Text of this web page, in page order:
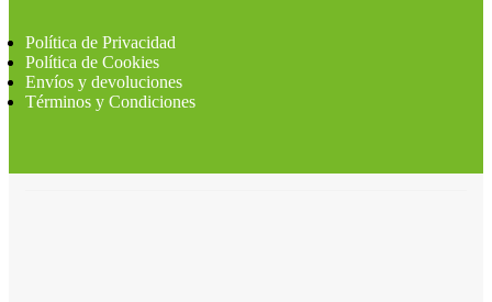
Política de Privacidad
Política de Cookies
Envíos y devoluciones
Términos y Condiciones